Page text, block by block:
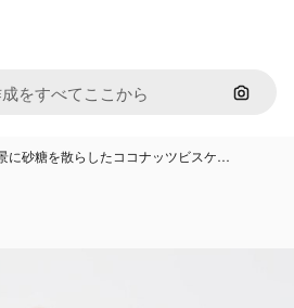
画像で
に砂糖を散らしたココナッツビスケ…